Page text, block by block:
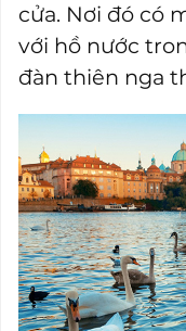
cửa. Nơi đó có
với hồ nước
đàn thiên nga